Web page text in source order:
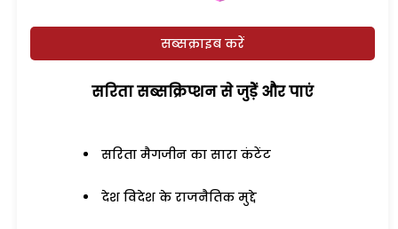
सब्सक्राइब करें
सरिता सब्सक्रिप्शन से जुड़ेें और पाएं
सरिता मैगजीन का सारा कंटेंट
देश विदेश के राजनैतिक मुद्दे